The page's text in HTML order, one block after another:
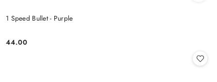
1 Speed Bullet - Purple
Cena:
44.00